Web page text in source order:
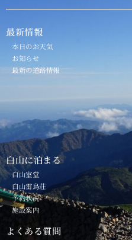
最新情報
本日のお天気
お知らせ
最新の道路情報
白山に泊まる
白山室堂
白山雷鳥荘
予約状況
施設案内
よくある質問